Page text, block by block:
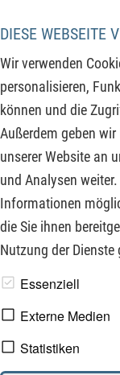
DIESE WEBSEITE
Wir verwenden
personalisieren,
können und die
Außerdem geben
unserer Website an
und Analysen
Informationen
die Sie ihnen
Nutzung der
Essenziell
Externe Medien
Statistiken
Druck der USA
Verkauf ablehnt,
sieht die
Industriegüter vor.
der Leyen zeigte
Freihandel für